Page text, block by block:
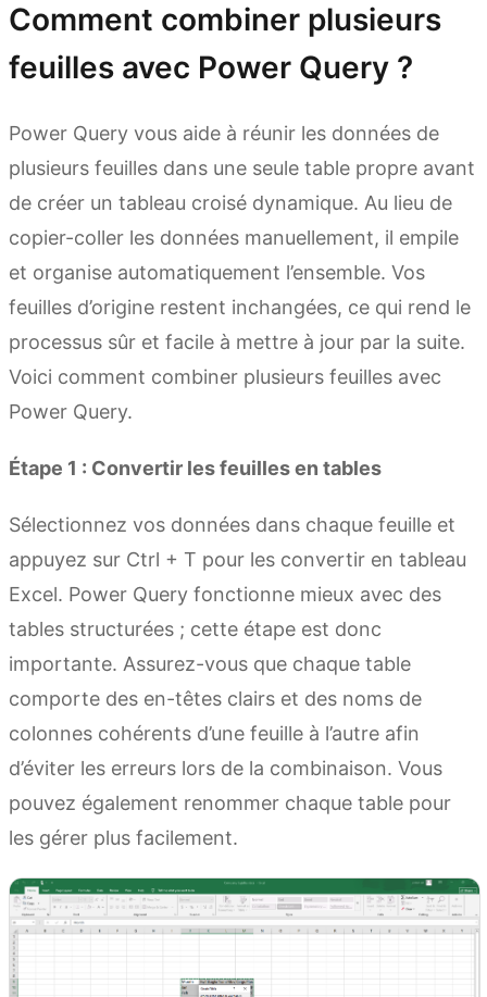
Comment combiner plusieurs
feuilles avec Power Query ?
Power Query vous aide à réunir les données de
plusieurs feuilles dans une seule table propre avant
de créer un tableau croisé dynamique. Au lieu de
copier-coller les données manuellement, il empile
et organise automatiquement l’ensemble. Vos
feuilles d’origine restent inchangées, ce qui rend le
processus sûr et facile à mettre à jour par la suite.
Voici comment combiner plusieurs feuilles avec
Power Query.
Étape 1 : Convertir les feuilles en tables
Sélectionnez vos données dans chaque feuille et
appuyez sur Ctrl + T pour les convertir en tableau
Excel. Power Query fonctionne mieux avec des
tables structurées ; cette étape est donc
importante. Assurez-vous que chaque table
comporte des en-têtes clairs et des noms de
colonnes cohérents d’une feuille à l’autre afin
d’éviter les erreurs lors de la combinaison. Vous
pouvez également renommer chaque table pour
les gérer plus facilement.